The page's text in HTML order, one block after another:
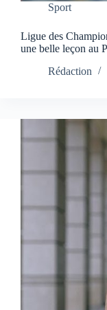
Sport
Ligue des
une belle leçon au
Rédaction